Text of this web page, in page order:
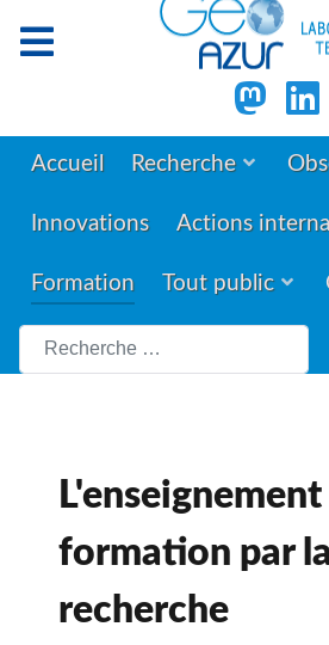
Accueil Recherche
Innovations Actions
Formation Tout public
Rechercher
formation par la
recherche